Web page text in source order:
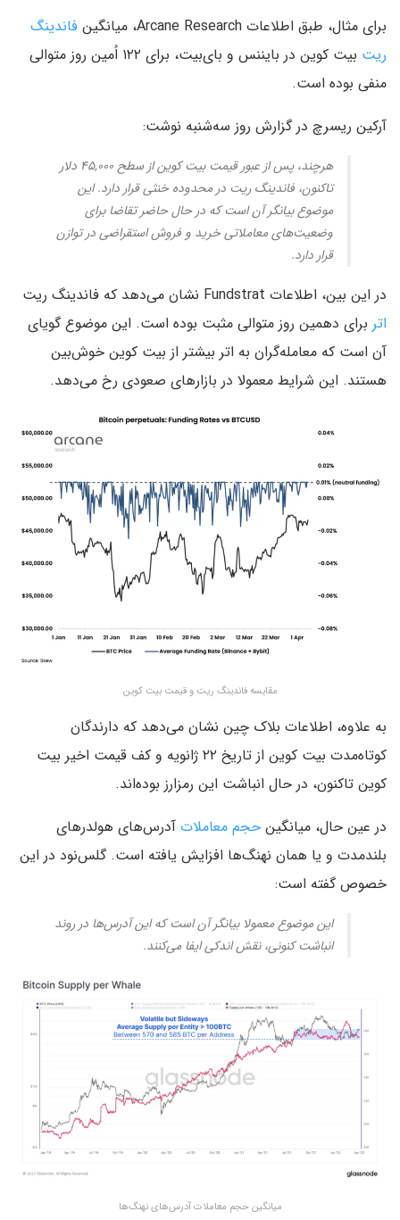
برای مثال، طبق اطلاعات Arcane Research، میانگین
فاندینگ
ریت
بیت کوین در بایننس و بای‌بیت، برای ۱۲۲ اُمین روز متوالی
منفی بوده است.
آرکین ریسرچ در گزارش روز سه‌شنبه نوشت:
هرچند، پس از عبور قیمت بیت کوین از سطح ۴۵,۰۰۰ دلار
تاکنون، فاندینگ ریت در محدوده خنثی قرار دارد. این
موضوع بیانگر آن است که در حال حاضر تقاضا برای
وضعیت‌های معاملاتی خرید و فروش استقراضی در توازن
قرار دارد.
در این بین، اطلاعات Fundstrat نشان می‌دهد که فاندینگ ریت
اتر برای دهمین روز متوالی مثبت بوده است. این موضوع گویای
آن است که معامله‌گران به اتر بیشتر از بیت کوین خوش‌بین
هستند. این شرایط معمولا در بازارهای صعودی رخ می‌دهد.
مقایسه فاندینگ ریت و قیمت بیت کوین
به علاوه، اطلاعات بلاک چین نشان می‌دهد که دارندگان
کوتاه‌مدت بیت کوین از تاریخ ۲۲ ژانویه و کف قیمت اخیر بیت
کوین تاکنون، در حال انباشت این رمزارز بوده‌اند.
در عین حال، میانگین حجم معاملات آدرس‌های هولدرهای
بلندمدت و یا همان نهنگ‌ها افزایش یافته است. گلس‌نود در این
خصوص گفته است:
این موضوع معمولا بیانگر آن است که این آدرس‌ها در روند
انباشت کنونی، نقش اندکی ایفا می‌کنند.
میانگین حجم معاملات آدرس‌های نهنگ‌ها